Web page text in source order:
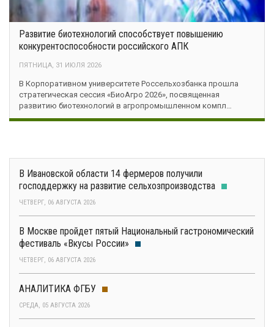
Развитие биотехнологий способствует повышению
конкурентоспособности российского АПК
ПЯТНИЦА, 31 ИЮЛЯ 2026
В Корпоративном университете Россельхозбанка прошла
стратегическая сессия «БиоАгро 2026», посвященная
развитию биотехнологий в агропромышленном компл…
В Ивановской области 14 фермеров получили
господдержку на развитие сельхозпроизводства
ЧЕТВЕРГ, 06 АВГУСТА 2026
В Москве пройдет пятый Национальный гастрономический
фестиваль «Вкусы России»
ЧЕТВЕРГ, 06 АВГУСТА 2026
АНАЛИТИКА ФГБУ
СРЕДА, 05 АВГУСТА 2026